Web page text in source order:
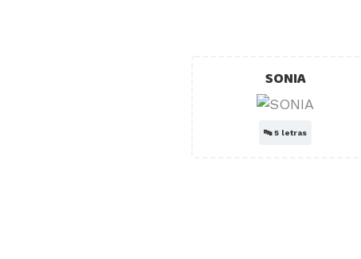
SONIA
🔤5 letras